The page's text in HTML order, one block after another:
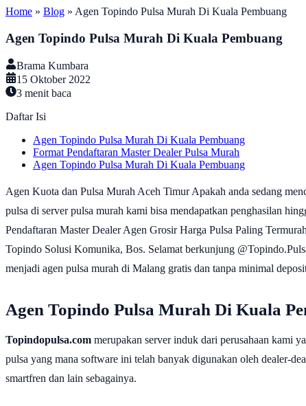
Home » Blog » Agen Topindo Pulsa Murah Di Kuala Pembuang
Agen Topindo Pulsa Murah Di Kuala Pembuang
Brama Kumbara
15 Oktober 2022
3 menit baca
Daftar Isi
Agen Topindo Pulsa Murah Di Kuala Pembuang
Format Pendaftaran Master Dealer Pulsa Murah
Agen Topindo Pulsa Murah Di Kuala Pembuang
Agen Kuota dan Pulsa Murah Aceh Timur Apakah anda sedang
pulsa di server pulsa murah kami bisa mendapatkan penghasilan
Pendaftaran Master Dealer Agen Grosir Harga Pulsa Paling
Topindo Solusi Komunika, Bos. Selamat berkunjung
menjadi agen pulsa murah di Malang gratis dan tanpa minimal
Agen Topindo Pulsa Murah Di Kuala
Topindopulsa.com merupakan server induk dari perusahaan kami
pulsa yang mana software ini telah banyak digunakan oleh dealer-
smartfren dan lain sebagainya.